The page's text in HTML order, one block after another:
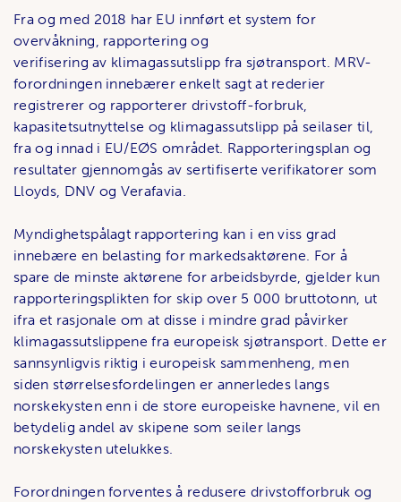
Fra og med 2018 har EU innført et system for
overvåkning, rapportering og
verifisering av klimagassutslipp fra sjøtransport. MRV-
forordningen innebærer enkelt sagt at rederier
registrerer og rapporterer drivstoff-forbruk,
kapasitetsutnyttelse og klimagassutslipp på seilaser til,
fra og innad i EU/EØS området. Rapporteringsplan og
resultater gjennomgås av sertifiserte verifikatorer som
Lloyds, DNV og Verafavia.
Myndighetspålagt rapportering kan i en viss grad
innebære en belasting for markedsaktørene. For å
spare de minste aktørene for arbeidsbyrde, gjelder kun
rapporteringsplikten for skip over 5 000 bruttotonn, ut
ifra et rasjonale om at disse i mindre grad påvirker
klimagassutslippene fra europeisk sjøtransport. Dette er
sannsynligvis riktig i europeisk sammenheng, men
siden størrelsesfordelingen er annerledes langs
norskekysten enn i de store europeiske havnene, vil en
betydelig andel av skipene som seiler langs
norskekysten utelukkes.
Forordningen forventes å redusere drivstofforbruk og